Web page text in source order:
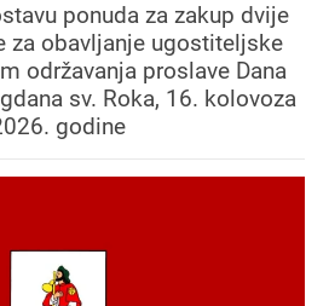
ponuda za zakup dvije
za obavljanje ugostiteljske
održavanja proslave Dana
sv. Roka, 16. kolovoza
godine